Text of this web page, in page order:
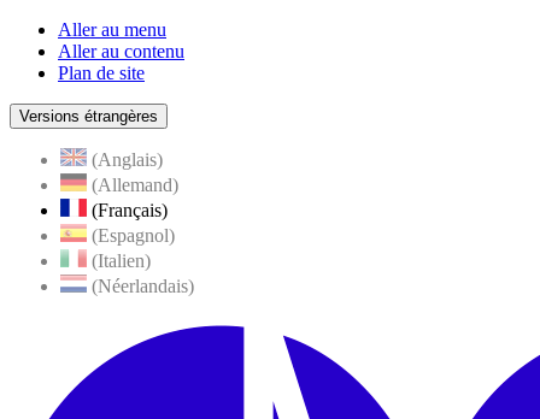
Aller au menu
Aller au contenu
Plan de site
Versions étrangères
(Anglais)
(Allemand)
(Français)
(Espagnol)
(Italien)
(Néerlandais)